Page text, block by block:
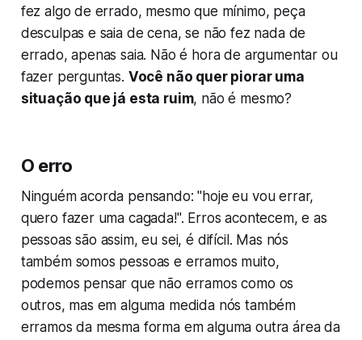
fez algo de errado, mesmo que mínimo, peça
desculpas e saia de cena, se não fez nada de
errado, apenas saia. Não é hora de argumentar ou
fazer perguntas. Você não quer piorar uma
situação que já esta ruim, não é mesmo?
O erro
Ninguém acorda pensando: "hoje eu vou errar,
quero fazer uma cagada!". Erros acontecem, e as
pessoas são assim, eu sei, é difícil. Mas nós
também somos pessoas e erramos muito,
podemos pensar que não erramos como os
outros, mas em alguma medida nós também
erramos da mesma forma em alguma outra área da